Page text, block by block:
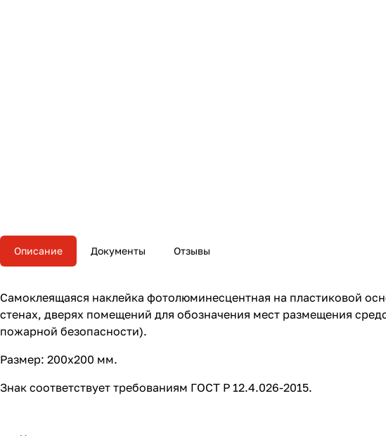
Описание Документы Отзывы
Самоклеящаяся наклейка фотолюминесцентная на пластиковой
стенах, дверях помещений для обозначения мест размещения
пожарной безопасности).
Размер: 200х200 мм.
Знак соответствует требованиям ГОСТ Р 12.4.026-2015.